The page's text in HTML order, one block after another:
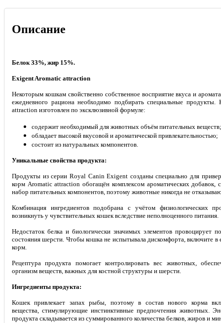
Описание
Белок 33%, жир 15%.
Exigent Aromatic attraction
Некоторым кошкам свойственно собственное восприятие вкуса и
ежедневного рациона необходимо подбирать специальные
attraction изготовлен по эксклюзивной формуле:
содержит необходимый для животных объём питательных веществ;
обладает высокой вкусовой и ароматической привлекательностью;
состоит из натуральных компонентов.
Уникальные свойства продукта:
Продукты из серии Royal Canin Exigent созданы специально для
корм Aromatic attraction обогащён комплексом ароматических добавок,
набор питательных компонентов, поэтому животные никогда не
Комбинация ингредиентов подобрана с учётом физиологических
возникнуть у чувствительных кошек вследствие неполноценного питания.
Недостаток белка и биологически значимых элементов провоцирует
состояния шерсти. Чтобы кошка не испытывала дискомфорта, включите в
корм.
Рецептура продукта помогает контролировать вес животных,
организм веществ, важных для костной структуры и шерсти.
Ингредиенты продукта:
Кошек привлекает запах рыбы, поэтому в состав нового корма
вещества, стимулирующие инстинктивные предпочтения животных.
продукта складывается из суммированного количества белков, жиров и